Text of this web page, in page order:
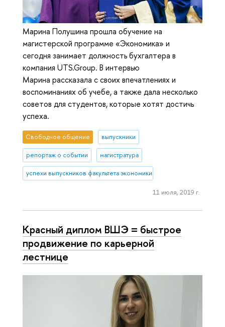
Марина Полушина прошла обучение на
магистерской программе «Экономика» и
сегодня занимает должность бухгалтера в
компания UTS.Group. В интервью
Марина рассказала с своих впечатлениях и
воспоминаниях об учебе, а также дала несколько
советов для студентов, которые хотят достичь
успеха.
Свободное общение выпускники
репортаж о событии магистратура
успехи выпускников факультета экономики
11 июля, 2019 г.
Красный диплом ВШЭ = быстрое
продвижение по карьерной
лестнице